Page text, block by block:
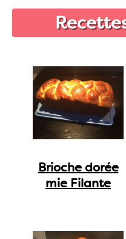
Brioche dorée
mie Filante